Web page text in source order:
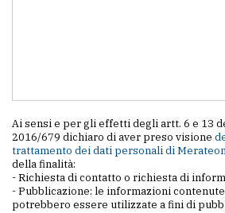
Ai sensi e per gli effetti degli artt. 6 e 13
2016/679 dichiaro di aver preso visione
trattamento dei dati personali di
della finalità:
- Richiesta di contatto o richiesta di
- Pubblicazione: le informazioni
potrebbero essere utilizzate a fini di